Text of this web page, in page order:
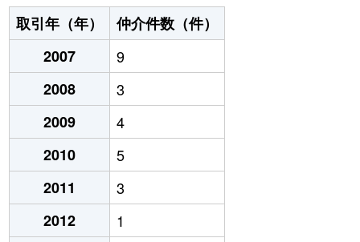
取引年（年）
仲介件数（件）
2007
9
2008
3
2009
4
2010
5
2011
3
2012
1